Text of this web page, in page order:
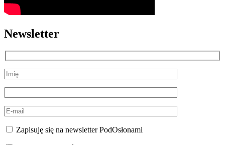
Newsletter
Zapisuję się na newsletter PodOsłonami